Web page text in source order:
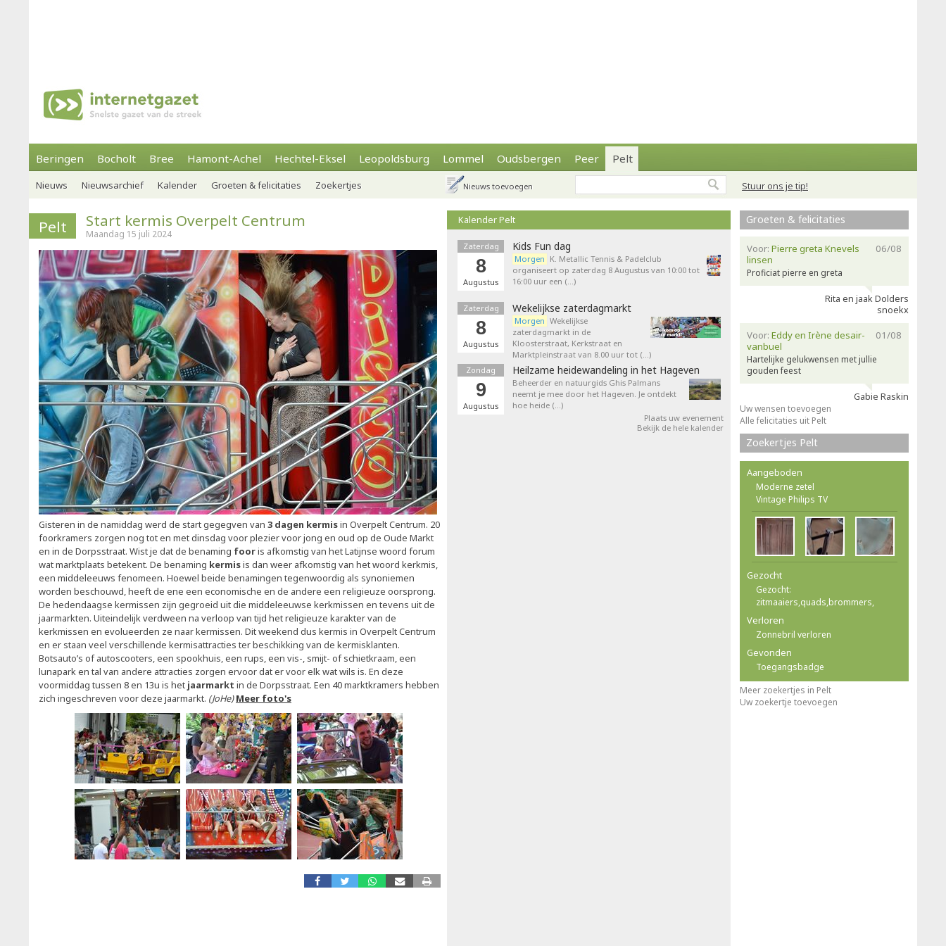
Beringen Bocholt Bree Hamont-Achel Hechtel-Eksel Leopoldsburg Lommel Oudsbergen Peer Pelt
Stuur ons je tip!
Nieuws Nieuwsarchief Kalender Groeten & felicitaties Zoekertjes Nieuws toevoegen
Pelt Start kermis Overpelt Centrum
Maandag 15 juli 2024
Gisteren in de namiddag werd de start gegegven van 3 dagen kermisin Overpelt Centrum. 20
foorkramers zorgen nog tot en met dinsdag voor plezier voor jong en oud op de Oude Markt
en in de Dorpsstraat. Wist je dat de benaming fooris afkomstig van het Latijnse woord forum
wat marktplaats betekent. De benaming kermisis dan weer afkomstig van het woord kerkmis,
een middeleeuws fenomeen. Hoewel beide benamingen tegenwoordig als synoniemen
worden beschouwd, heeft de ene een economische en de andere een religieuze oorsprong.
De hedendaagse kermissen zijn gegroeid uit die middeleeuwse kerkmissen en tevens uit de
jaarmarkten. Uiteindelijk verdween na verloop van tijd het religieuze karakter van de
kerkmissen en evolueerden ze naar kermissen. Dit weekend dus kermis in Overpelt Centrum
en er staan veel verschillende kermisattracties ter beschikking van de kermisklanten.
Botsauto’s of autoscooters, een spookhuis, een rups, een vis-, smijt- of schietkraam, een
lunapark en tal van andere attracties zorgen ervoor dat er voor elk wat wils is. En deze
voormiddag tussen 8 en 13u is het jaarmarkt in de Dorpsstraat. Een 40 marktkramers hebben
zich ingeschreven voor deze jaarmarkt. (JoHe) Meer foto's
Kalender Pelt
Zaterdag
8
Augustus
Kids Fun dag
Morgen K. Metallic Tennis & Padelclub
organiseert op zaterdag 8 Augustus van 10:00 tot
16:00 uur een (…)
Zaterdag
8
Augustus
Wekelijkse zaterdagmarkt
Morgen Wekelijkse
zaterdagmarkt in de
Kloosterstraat, Kerkstraat en
Marktpleinstraat van 8.00 uur tot (…)
Zondag
9
Augustus
Heilzame heidewandeling in het Hageven
Beheerder en natuurgids Ghis Palmans
neemt je mee door het Hageven. Je ontdekt
hoe heide (…)
Plaats uw evenement
Bekijk de hele kalender
Groeten & felicitaties
06/08
Voor: Pierre greta Knevels
linsen
Proficiat pierre en greta
Rita en jaak Dolders
snoekx
01/08
Voor: Eddy en Irène desair-
vanbuel
Hartelijke gelukwensen met jullie
gouden feest
Gabie Raskin
Uw wensen toevoegen
Alle felicitaties uit Pelt
Zoekertjes Pelt
Aangeboden
Moderne zetel
Vintage Philips TV
Gezocht
Gezocht:
zitmaaiers,quads,brommers,
Verloren
Zonnebril verloren
Gevonden
Toegangsbadge
Meer zoekertjes in Pelt
Uw zoekertje toevoegen